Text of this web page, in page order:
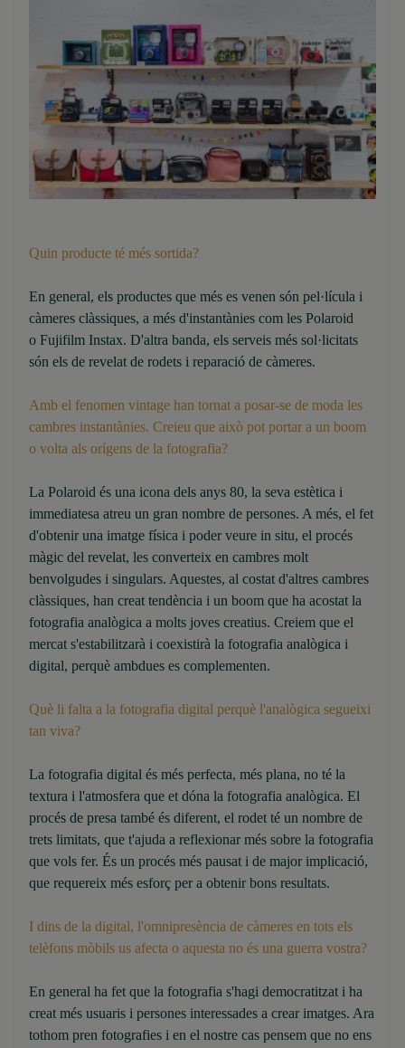
Quin producte té més sortida?
En general, els productes que més es venen són pel·lícula i
càmeres clàssiques, a més d'instantànies com les Polaroid
o Fujifilm Instax. D'altra banda, els serveis més sol·licitats
són els de revelat de rodets i reparació de càmeres.
Amb el fenomen vintage han tornat a posar-se de moda les
cambres instantànies. Creieu que això pot portar a un boom
o volta als orígens de la fotografia?
La Polaroid és una icona dels anys 80, la seva estètica i
immediatesa atreu un gran nombre de persones. A més, el fet
d'obtenir una imatge física i poder veure in situ, el procés
màgic del revelat, les converteix en cambres molt
benvolgudes i singulars. Aquestes, al costat d'altres cambres
clàssiques, han creat tendència i un boom que ha acostat la
fotografia analògica a molts joves creatius. Creiem que el
mercat s'estabilitzarà i coexistirà la fotografia analògica i
digital, perquè ambdues es complementen.
Què li falta a la fotografia digital perquè l'analògica segueixi
tan viva?
La fotografia digital és més perfecta, més plana, no té la
textura i l'atmosfera que et dóna la fotografia analògica. El
procés de presa també és diferent, el rodet té un nombre de
trets limitats, que t'ajuda a reflexionar més sobre la fotografia
que vols fer. És un procés més pausat i de major implicació,
que requereix més esforç per a obtenir bons resultats.
I dins de la digital, l'omnipresència de càmeres en tots els
telèfons mòbils us afecta o aquesta no és una guerra vostra?
En general ha fet que la fotografia s'hagi democratitzat i ha
creat més usuaris i persones interessades a crear imatges. Ara
tothom pren fotografies i en el nostre cas pensem que no ens